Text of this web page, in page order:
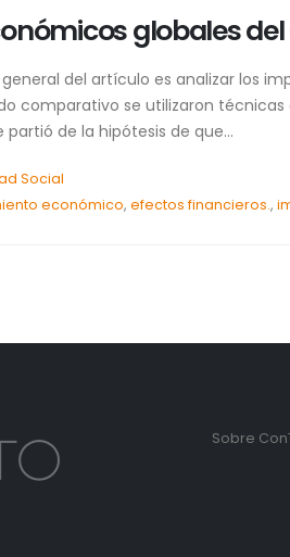
globales
general del artículo es analizar los
comparativo se utilizaron
de la hipótesis de que...
Social
económico, efectos financieros.,
Sobre